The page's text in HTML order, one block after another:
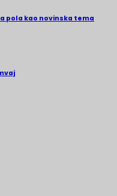
pola kao novinska tema